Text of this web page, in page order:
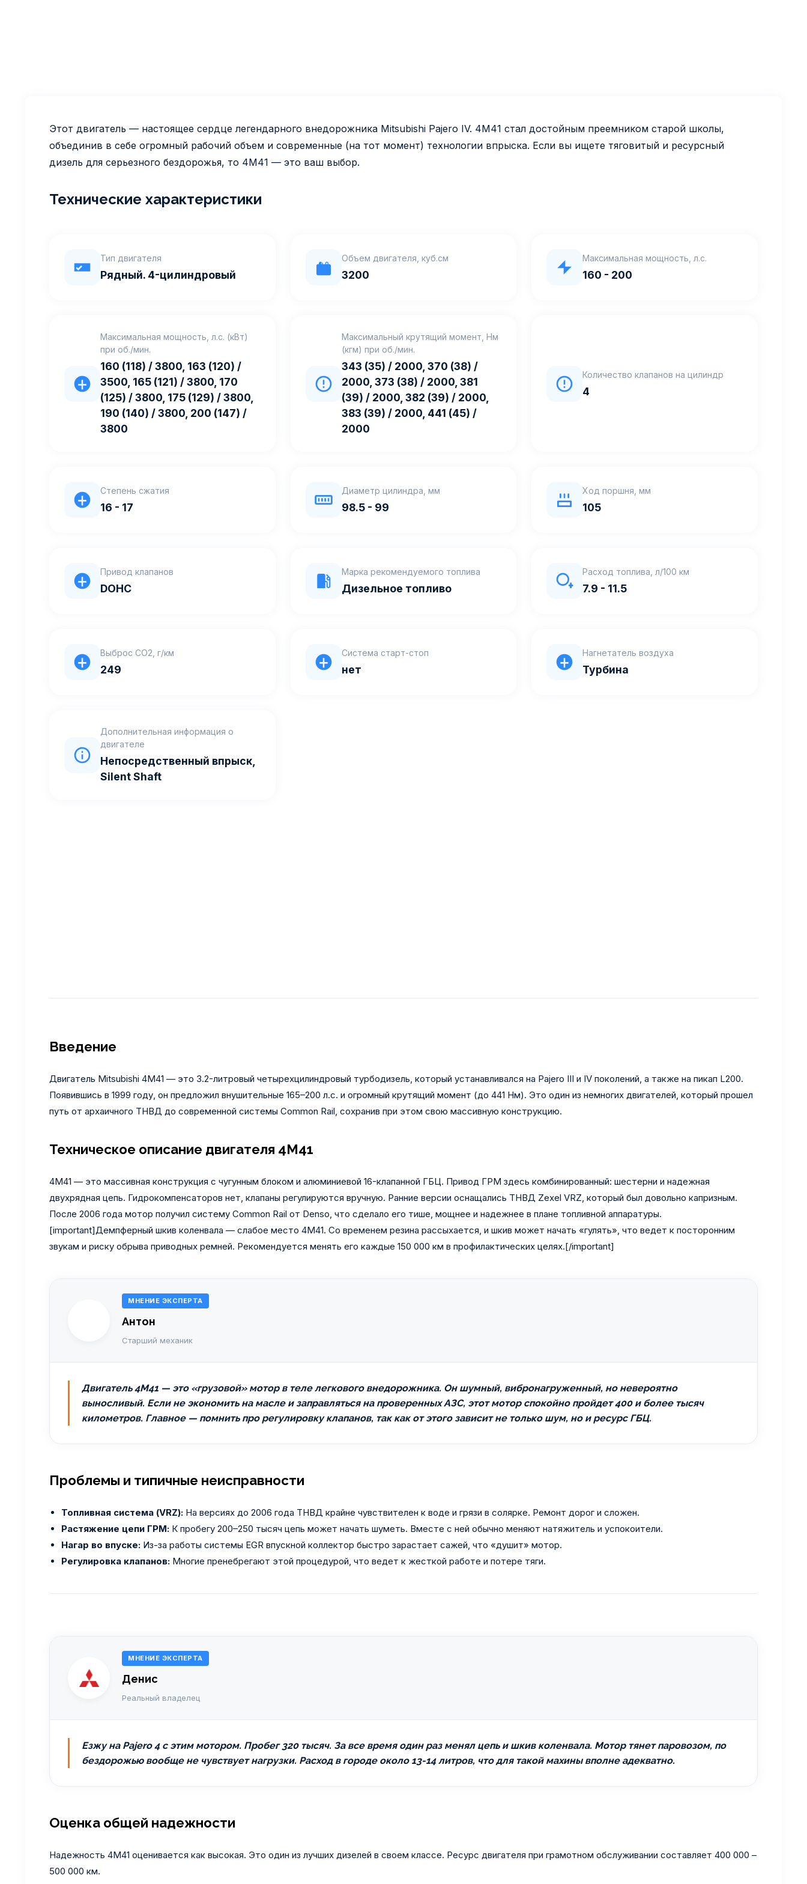
Этот двигатель — настоящее сердце легендарного внедорожника Mitsubishi Pajero IV. 4M41 стал достойным преемником старой школы,
объединив в себе огромный рабочий объем и современные (на тот момент) технологии впрыска. Если вы ищете тяговитый и ресурсный
дизель для серьезного бездорожья, то 4M41 — это ваш выбор.
Технические характеристики
Тип двигателя
Рядный. 4-цилиндровый
Объем двигателя, куб.см
3200
Максимальная мощность, л.с.
160 - 200
Максимальная мощность, л.с. (кВт)
при об./мин.
160 (118) / 3800, 163 (120) /
3500, 165 (121) / 3800, 170
(125) / 3800, 175 (129) / 3800,
190 (140) / 3800, 200 (147) /
3800
Максимальный крутящий момент, Нм
(кгм) при об./мин.
343 (35) / 2000, 370 (38) /
2000, 373 (38) / 2000, 381
(39) / 2000, 382 (39) / 2000,
383 (39) / 2000, 441 (45) /
2000
Количество клапанов на цилиндр
4
Степень сжатия
16 - 17
Диаметр цилиндра, мм
98.5 - 99
Ход поршня, мм
105
Привод клапанов
DOHC
Марка рекомендуемого топлива
Дизельное топливо
Расход топлива, л/100 км
7.9 - 11.5
Выброс CO2, г/км
249
Система старт-стоп
нет
Нагнетатель воздуха
Турбина
Дополнительная информация о
двигателе
Непосредственный впрыск,
Silent Shaft
Введение
Двигатель Mitsubishi 4M41 — это 3.2-литровый четырехцилиндровый турбодизель, который устанавливался на Pajero III и IV поколений, а также на пикап L200.
Появившись в 1999 году, он предложил внушительные 165–200 л.с. и огромный крутящий момент (до 441 Нм). Это один из немногих двигателей, который прошел
путь от архаичного ТНВД до современной системы Common Rail, сохранив при этом свою массивную конструкцию.
Техническое описание двигателя 4M41
4M41 — это массивная конструкция с чугунным блоком и алюминиевой 16-клапанной ГБЦ. Привод ГРМ здесь комбинированный: шестерни и надежная
двухрядная цепь. Гидрокомпенсаторов нет, клапаны регулируются вручную. Ранние версии оснащались ТНВД Zexel VRZ, который был довольно капризным.
После 2006 года мотор получил систему Common Rail от Denso, что сделало его тише, мощнее и надежнее в плане топливной аппаратуры.
[important]Демпферный шкив коленвала — слабое место 4M41. Со временем резина рассыхается, и шкив может начать «гулять», что ведет к посторонним
звукам и риску обрыва приводных ремней. Рекомендуется менять его каждые 150 000 км в профилактических целях.[/important]
МНЕНИЕ ЭКСПЕРТА
Антон
Старший механик
Двигатель 4M41 — это «грузовой» мотор в теле легкового внедорожника. Он шумный, вибронагруженный, но невероятно
выносливый. Если не экономить на масле и заправляться на проверенных АЗС, этот мотор спокойно пройдет 400 и более тысяч
километров. Главное — помнить про регулировку клапанов, так как от этого зависит не только шум, но и ресурс ГБЦ.
Проблемы и типичные неисправности
Топливная система (VRZ): На версиях до 2006 года ТНВД крайне чувствителен к воде и грязи в солярке. Ремонт дорог и сложен.
Растяжение цепи ГРМ: К пробегу 200–250 тысяч цепь может начать шуметь. Вместе с ней обычно меняют натяжитель и успокоители.
Нагар во впуске: Из-за работы системы EGR впускной коллектор быстро зарастает сажей, что «душит» мотор.
Регулировка клапанов: Многие пренебрегают этой процедурой, что ведет к жесткой работе и потере тяги.
МНЕНИЕ ЭКСПЕРТА
Денис
Реальный владелец
Езжу на Pajero 4 с этим мотором. Пробег 320 тысяч. За все время один раз менял цепь и шкив коленвала. Мотор тянет паровозом, по
бездорожью вообще не чувствует нагрузки. Расход в городе около 13-14 литров, что для такой махины вполне адекватно.
Оценка общей надежности
Надежность 4M41 оценивается как высокая. Это один из лучших дизелей в своем классе. Ресурс двигателя при грамотном обслуживании составляет 400 000 –
500 000 км.